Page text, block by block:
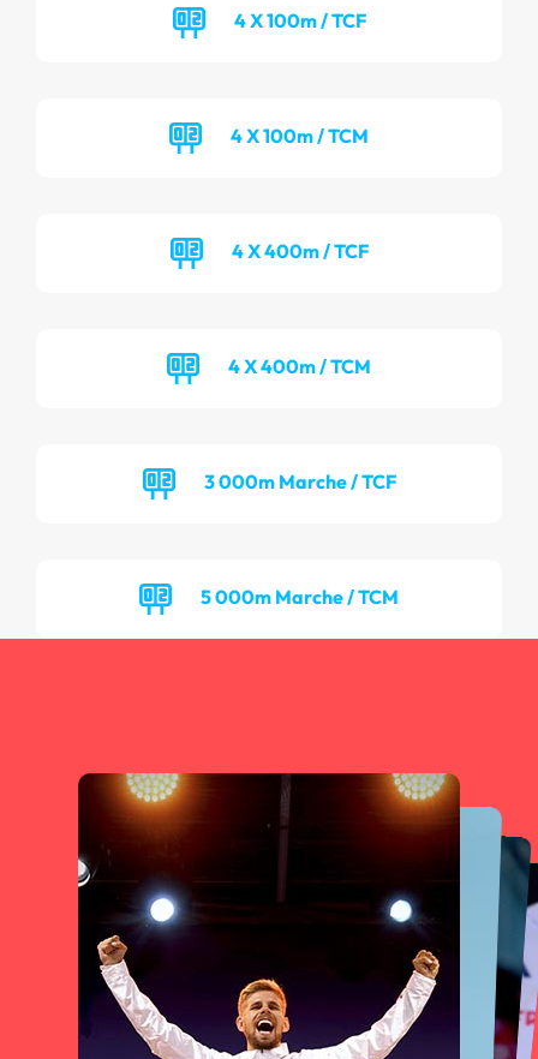
4 X 100m / TCF
4 X 100m / TCM
4 X 400m / TCF
4 X 400m / TCM
3 000m Marche / TCF
5 000m Marche / TCM